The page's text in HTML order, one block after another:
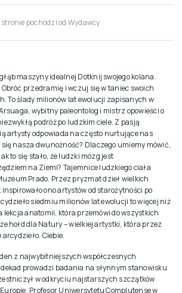
pochodzi od Wydawcy
maszyny idealnej Dotknij swojego kolana.
przedramię i wczuj się w taniec swoich
To ślady milionów lat ewolucji zapisanych w
wybitny paleontolog i mistrz opowieści o
podróż po ludzkim ciele. Z pasją
artysty odpowiada na często nurtujące nas
nasza dwunożność? Dlaczego umiemy mówić,
to się stało, że ludzki mózg jest
na Ziemi? Tajemnice ludzkiego ciała
Prado. Przez pryzmat dzieł wielkich
ono artystów od starożytności po
siedmiu milionów lat ewolucji to więcej niż
lekcja anatomii, która przemówi do wszystkich
hołd dla Natury – wielkiej artystki, która przez
Ciebie.
z najwybitniejszych współczesnych
dekad prowadzi badania na słynnym stanowisku
w odkryciu najstarszych szczątków
Profesor Uniwersytetu Complutense w